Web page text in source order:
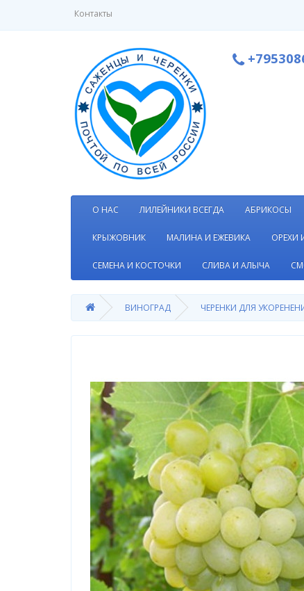
Контакты
О НАС ЛИЛЕЙНИКИ ВСЕГДА АБРИКОСЫ
КРЫЖОВНИК МАЛИНА И ЕЖЕВИКА ОРЕХИ
СЕМЕНА И КОСТОЧКИ СЛИВА И АЛЫЧА
ВИНОГРАД ЧЕРЕНКИ ДЛЯ